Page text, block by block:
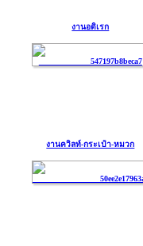
งานอดิเรก
งานควิลท์-กระเป๋า-หมวก